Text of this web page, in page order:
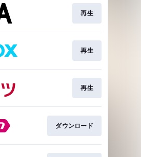
再生
再生
再生
ダウンロード